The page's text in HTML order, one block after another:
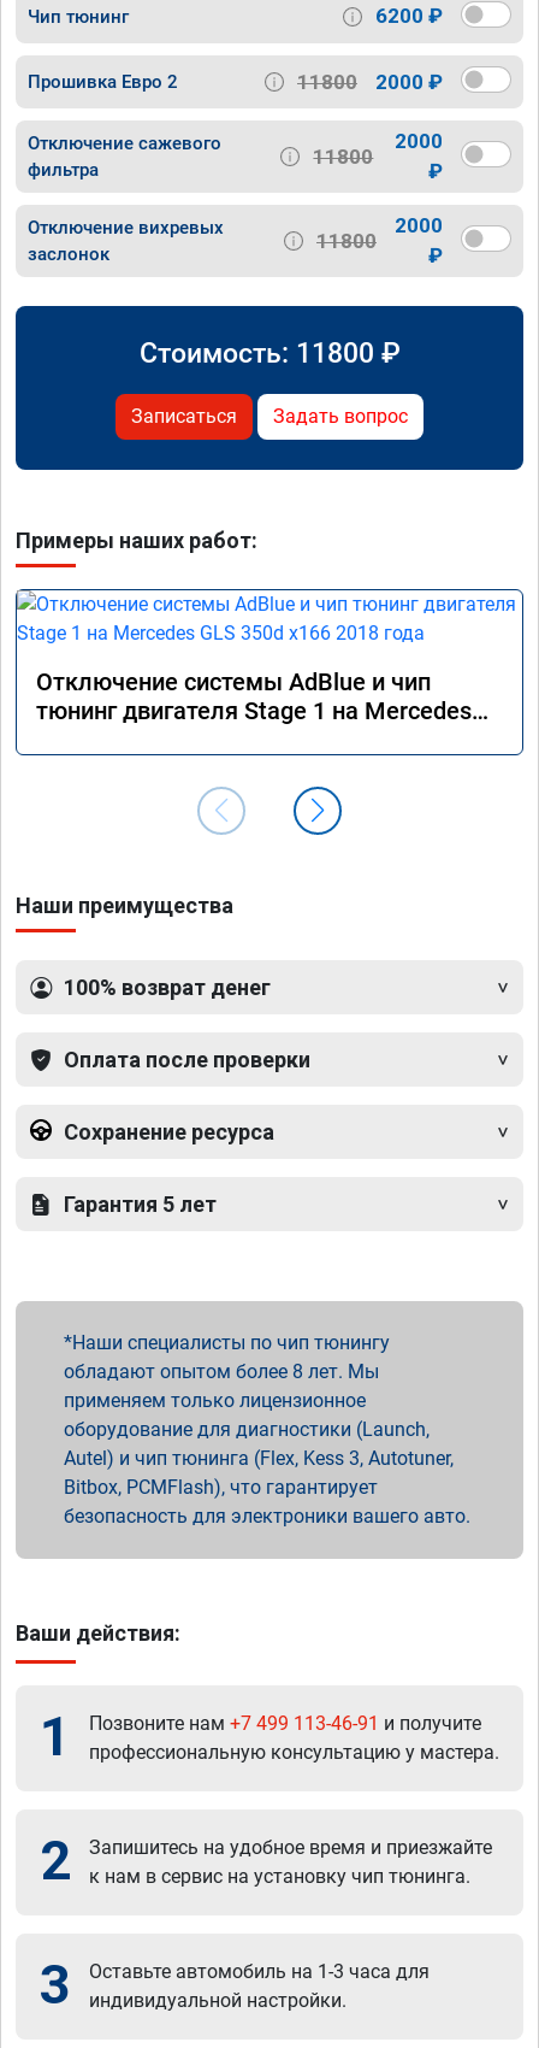
Чип тюнинг 6200 ₽
Прошивка Евро 2 11800 2000 ₽
Отключение сажевого
фильтра
11800
2000
₽
Отключение вихревых
заслонок
11800
2000
₽
Стоимость: 11800 ₽
Записаться Задать вопрос
Примеры наших работ:
Отключение системы AdBlue и чип
тюнинг двигателя Stage 1 на Mercedes
Наши преимущества
100% возврат денег
Оплата после проверки
Сохранение ресурса
Гарантия 5 лет
Наши специалисты по чип тюнингу
обладают опытом более 8 лет. Мы
применяем только лицензионное
оборудование для диагностики (Launch,
Autel) и чип тюнинга (Flex, Kess 3, Autotuner,
Bitbox, PCMFlash), что гарантирует
безопасность для электроники вашего авто.
Ваши действия:
1 Позвоните нам +7 499 113-46-91 и получите
профессиональную консультацию у мастера.
2
Запишитесь на удобное время и приезжайте
к нам в сервис на установку чип тюнинга.
3
Оставьте автомобиль на 1-3 часа для
индивидуальной настройки.